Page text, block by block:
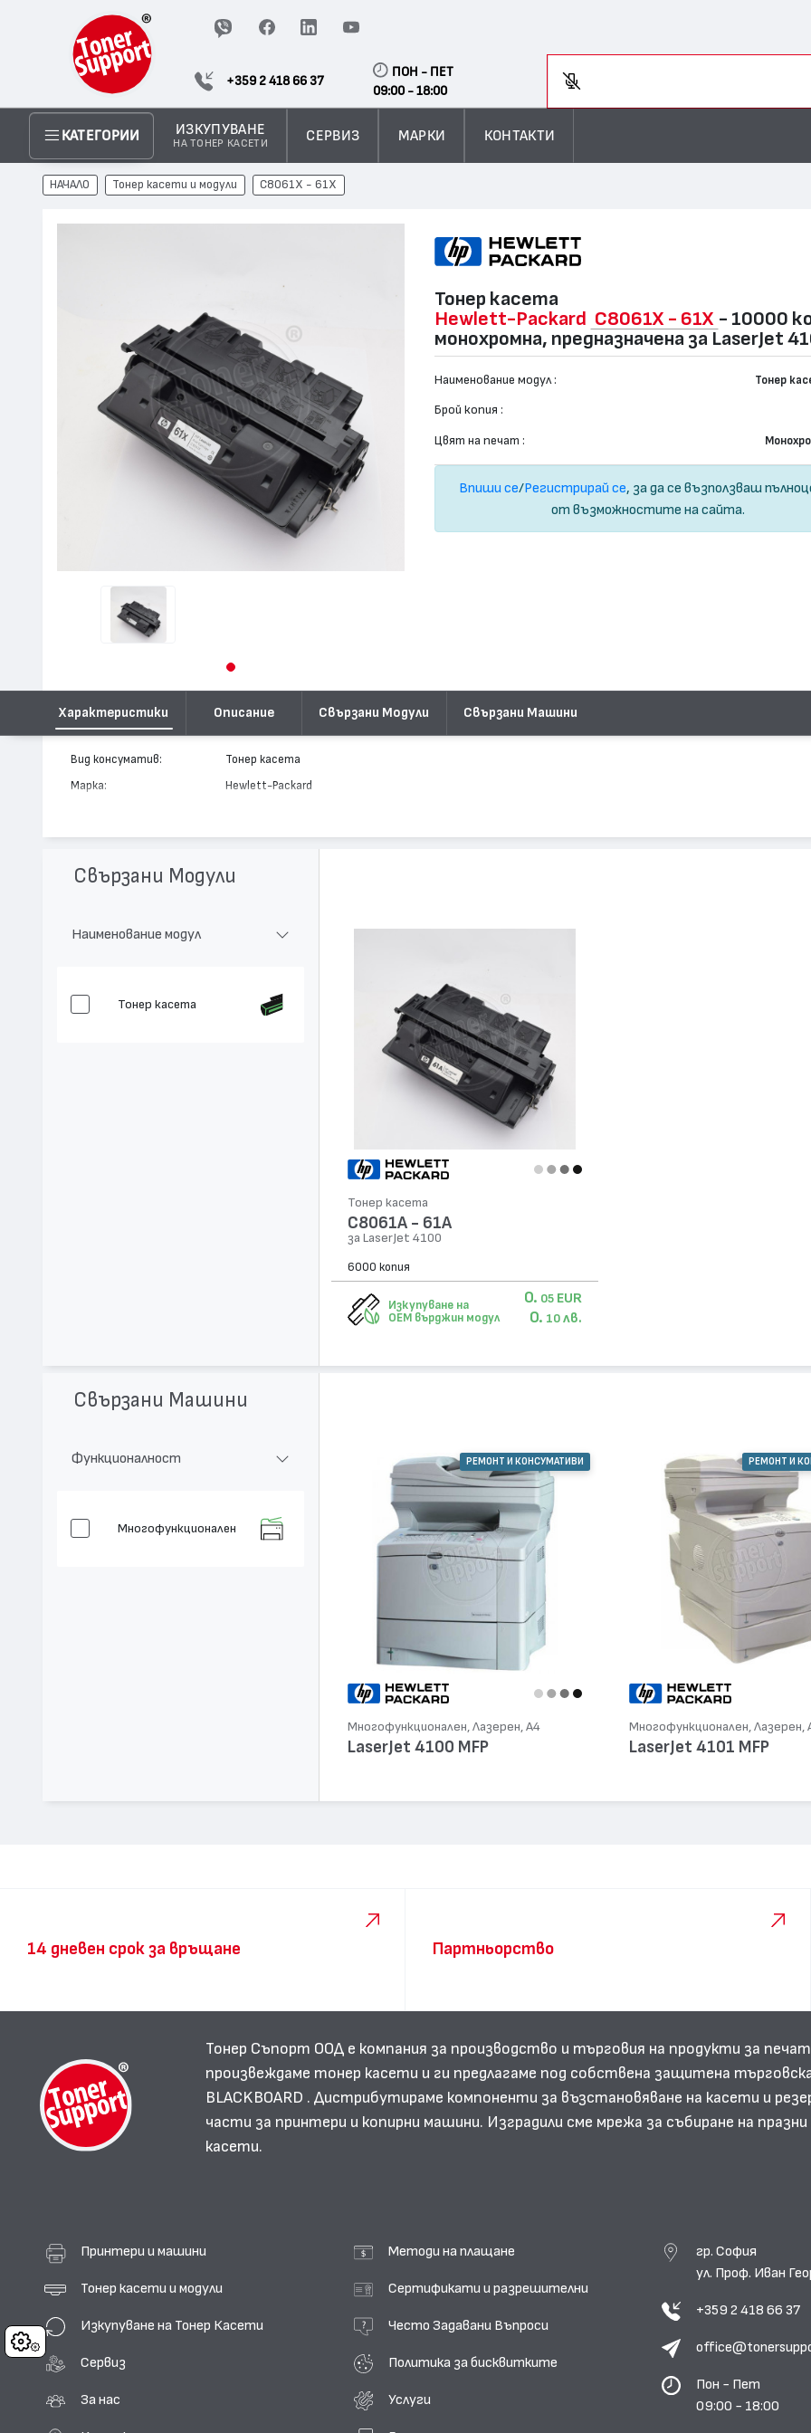
Cookies
+359 2 418 66 37
ПОН - ПЕТ
09:00 - 18:00
КАТЕГОРИИ ИЗКУПУВАНЕ
НА ТОНЕР КАСЕТИ
СЕРВИЗ МАРКИ КОНТАКТИ
НАЧАЛО Тонер касети и модули C8061X - 61X
Тонер касета
Hewlett-Packard C8061X - 61X - 10000
монохромна, предназначена за LaserJet
Наименование модул : Тонер
Брой копия :
Цвят на печат :
Впиши се/Регистрирай се, за да се възползваш
от възможностите на сайта.
Характеристики Описание Свързани Модули Свързани Машини
Вид консуматив: Тонер касета
Марка: Hewlett-Packard
Цвят: Монохромен
Капацитет:
Свързани Модули
Наименование модул
Тонер касета
Тонер касета
C8061A - 61A
за LaserJet 4100
6000 копия
Изкупуване на
OEM върджин модул
0. 05 EUR
0. 10 лв.
Свързани Машини
Функционалност
Многофункционален
РЕМОНТ И КОНСУМАТИВИ
Многофункционален, Лазерен, А4
LaserJet 4100 MFP
РЕМОНТ И
Многофункционален, Лазерен,
LaserJet 4101 MFP
14 дневен срок за връщане Партньорство
Тонер Съпорт ООД е компания за производство и търговия на продукти за
произвеждаме тонер касети и ги предлагаме под собствена защитена
BLACKBOARD . Дистрибутираме компоненти за възстановяване на касети и
части за принтери и копирни машини. Изградили сме мрежа за събиране на
касети.
Принтери и машини
Тонер касети и модули
Изкупуване на Тонер Касети
Сервиз
За нас
Методи на плащане
Сертификати и разрешителни
Често Задавани Въпроси
Политика за бисквитките
Услуги
гр. София
ул. Проф. Иван
+359 2 418 66 37
Пон - Пет
09:00 - 18:00